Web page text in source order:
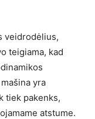
veidrodėlius,
teigiama, kad
yra
tiek pakenks,
atstume.